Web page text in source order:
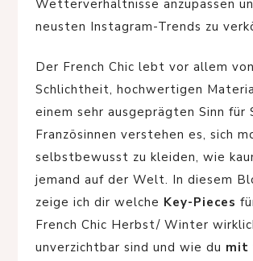
Wetterverhältnisse anzupassen
neusten Instagram-Trends zu
Der French Chic lebt vor allem
Schlichtheit, hochwertigen
einem sehr ausgeprägten Sinn für
Französinnen verstehen es, sich
selbstbewusst zu kleiden, wie
jemand auf der Welt. In diesem
zeige ich dir welche Key-Pieces
French Chic Herbst/ Winter
unverzichtbar sind und wie du mit